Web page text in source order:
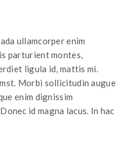
ullamcorper enim
parturient montes,
ligula id, mattis mi.
Morbi sollicitudin augue
enim dignissim
id magna lacus. In hac